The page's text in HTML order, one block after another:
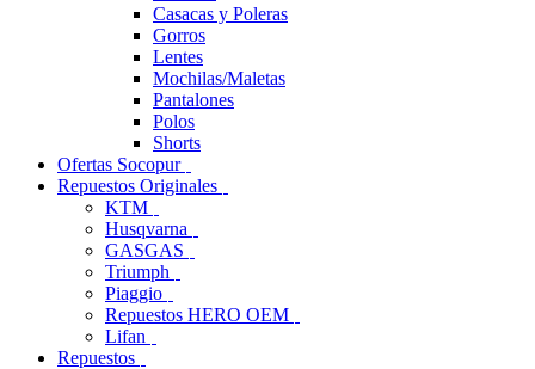
Casacas y Poleras
Gorros
Lentes
Mochilas/Maletas
Pantalones
Polos
Shorts
Ofertas Socopur
Repuestos Originales
KTM
Husqvarna
GASGAS
Triumph
Piaggio
Repuestos HERO OEM
Lifan
Repuestos